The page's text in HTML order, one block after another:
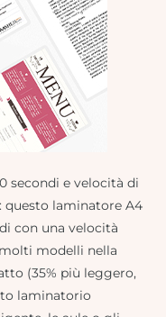
secondi e velocità di
questo laminatore A4
con una velocità
modelli nella
(35% più leggero,
laminatorio